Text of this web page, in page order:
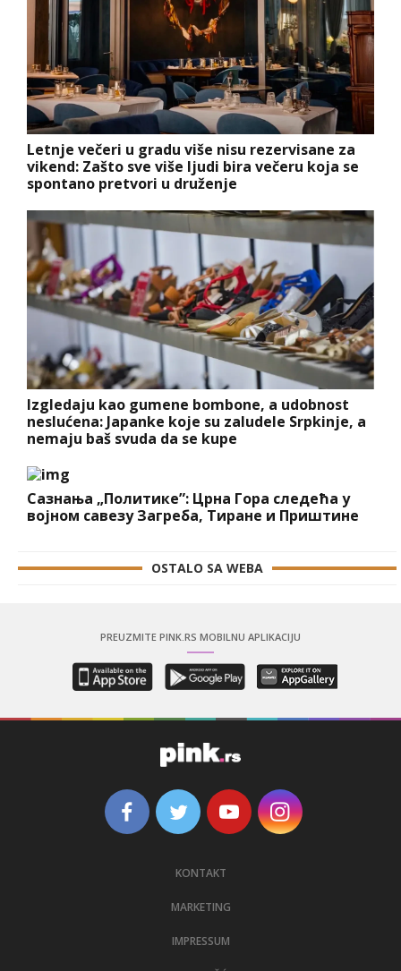
Letnje večeri u gradu više nisu rezervisane za
vikend: Zašto sve više ljudi bira večeru koja se
spontano pretvori u druženje
Izgledaju kao gumene bombone, a udobnost
neslućena: Japanke koje su zaludele Srpkinje, a
nemaju baš svuda da se kupe
Сазнања „Политике”: Црна Гора следећа у
војном савезу Загреба, Тиране и Приштине
OSTALO SA WEBA
PREUZMITE PINK.RS MOBILNU APLIKACIJU
KONTAKT
MARKETING
IMPRESSUM